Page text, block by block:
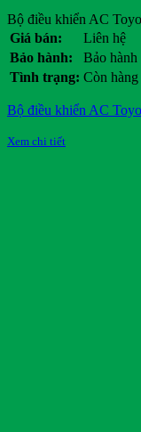
Bộ điều khiển AC
Giá bán:
Liên hệ
Bảo hành:
Bảo hành
Tình trạng: Còn hàng
Bộ điều khiển AC
Xem chi tiết